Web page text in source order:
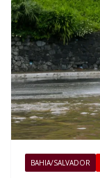
BAHIA/SALVADOR